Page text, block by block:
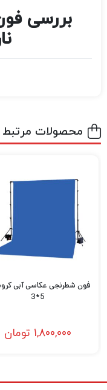
بررسی
محصولات مرتبط
فون شطرنجی عکاسی آبی
5*3
1,800,000 تومان